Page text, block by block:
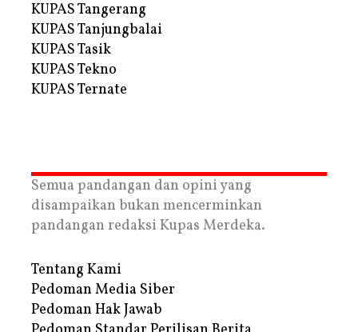
KUPAS Tangerang
KUPAS Tanjungbalai
KUPAS Tasik
KUPAS Tekno
KUPAS Ternate
Semua pandangan dan opini yang
disampaikan bukan mencerminkan
pandangan redaksi Kupas Merdeka.
Tentang Kami
Pedoman Media Siber
Pedoman Hak Jawab